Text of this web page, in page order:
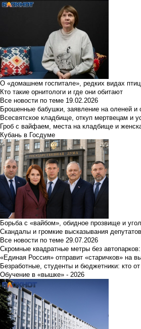
О «домашнем госпитале», редких видах
Кто такие орнитологи и где они обитают
Все новости по теме 19.02.2026
Брошенные бабушки, заявление на оленей
Всесвятское кладбище, откуп мертвецам и
Гроб с вайфаем, места на кладбище и
Кубань в Госдуме
Борьба с «вайбом», обидное прозвище и
Скандалы и громкие высказывания
Все новости по теме 29.07.2026
Скромные квадратные метры без
«Единая Россия» отправит «старичков» на
Безработные, студенты и бюджетники: кто
Обучение в «вышке» - 2026